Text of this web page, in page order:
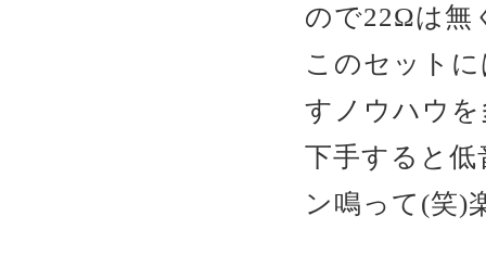
ので22Ωは無
このセット
すノウハウ
下手すると
ン鳴って(笑)